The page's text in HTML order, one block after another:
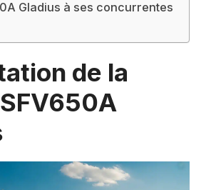
Gladius à ses concurrentes
de la